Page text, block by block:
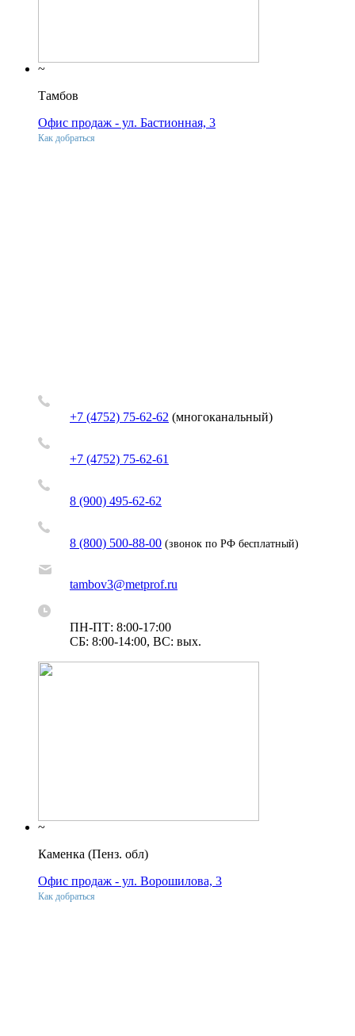
~
Тамбов
Офис продаж - ул. Бастионная, 3
Как добраться
+7 (4752) 75-62-62 (многоканальный)
+7 (4752) 75-62-61
8 (900) 495-62-62
8 (800) 500-88-00 (звонок по РФ бесплатный)
tambov3@metprof.ru
ПН-ПТ: 8:00-17:00
СБ: 8:00-14:00, ВС: вых.
~
Каменка (Пенз. обл)
Офис продаж - ул. Ворошилова, 3
Как добраться